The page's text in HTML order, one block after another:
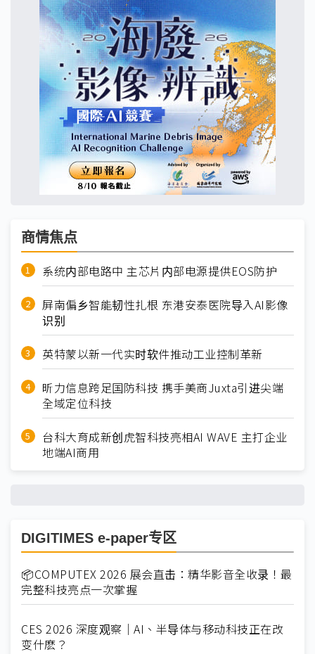
商情焦点
系统内部电路中 主芯片内部电源提供EOS防护
屏南偏乡智能韧性扎根 东港安泰医院导入AI影像
识别
英特蒙以新一代实时软件推动工业控制革新
昕力信息跨足国防科技 携手美商Juxta引进尖端
全域定位科技
台科大育成新创虎智科技亮相AI WAVE 主打企业
地端AI商用
DIGITIMES e-paper专区
📦COMPUTEX 2026 展会直击：精华影音全收录！最
完整科技亮点一次掌握
CES 2026 深度观察｜AI、半导体与移动科技正在改
变什麽？